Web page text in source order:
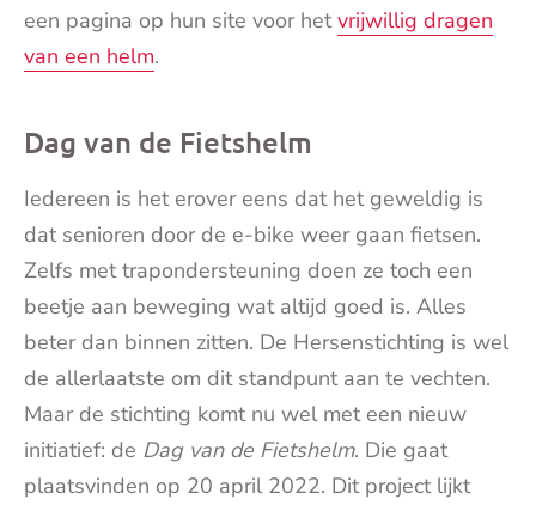
een pagina op hun site voor hetvrijwillig dragen
van een helm.
Dag van de Fietshelm
Iedereen is het erover eens dat het geweldig is
dat senioren door de e-bike weer gaan fietsen.
Zelfs met trapondersteuning doen ze toch een
beetje aan beweging wat altijd goed is. Alles
beter dan binnen zitten. De Hersenstichting is wel
de allerlaatste om dit standpunt aan te vechten.
Maar de stichting komt nu wel met een nieuw
initiatief: de Dag van de Fietshelm. Die gaat
plaatsvinden op 20 april 2022. Dit project lijkt